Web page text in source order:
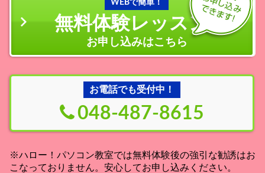
WEBで簡単！
無料体験レッスン
お申し込みはこちら
お電話でも受付中！
048-487-8615
※ハロー！パソコン教室では無料体験後の強引な勧誘はお
こなっておりません。安心してお申し込みください。